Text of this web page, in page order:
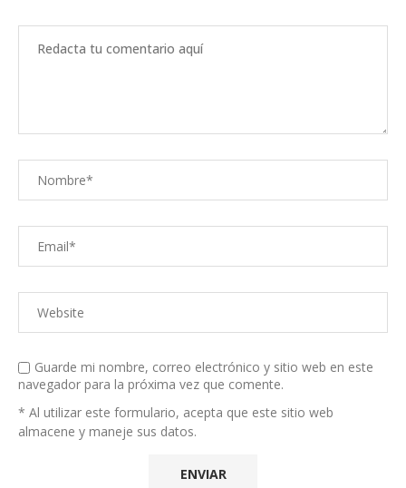
Guarde mi nombre, correo electrónico y sitio web en este
navegador para la próxima vez que comente.
* Al utilizar este formulario, acepta que este sitio web
almacene y maneje sus datos.